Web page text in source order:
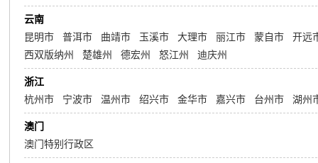
云南
昆明市
普洱市 曲靖市 玉溪市 大理市 丽江市 蒙自市
开远
西双版纳州
楚雄州 德宏州 怒江州 迪庆州
浙江
杭州市
宁波市 温州市 绍兴市 金华市 嘉兴市 台州市 湖州
澳门
澳门特别行政区